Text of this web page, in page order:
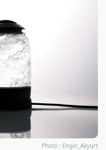
Photo : Engin_Akyurt